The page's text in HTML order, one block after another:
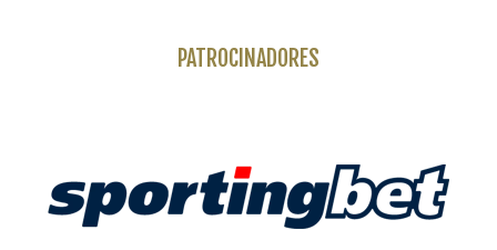
PATROCINADORES